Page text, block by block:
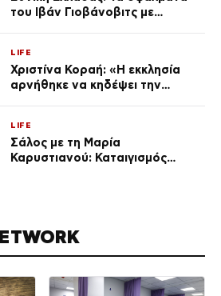
του Ιβάν Γιοβάνοβιτς με
αποκλεισμό από το Μουντιάλ
LIFE
Χριστίνα Κοραή: «Η εκκλησία
αρνήθηκε να κηδέψει την
LIFE
Σάλος με τη Μαρία
Καρυστιανού: Καταιγισμός